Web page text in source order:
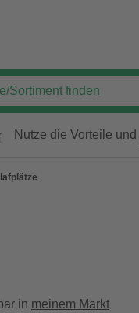
Nutze die Vorteile und
in meinem Markt